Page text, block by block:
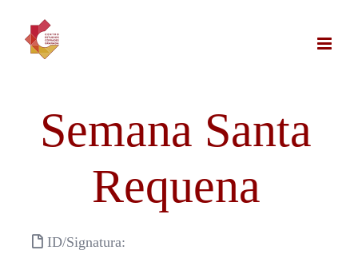
contenido
Semana Santa
Requena
ID/Signatura: